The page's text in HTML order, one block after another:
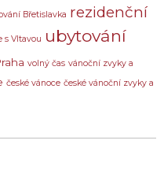
Břetislavka rezidenční
s Vltavou ubytování
volný čas vánoční zvyky a
české vánoce české vánoční zvyky a